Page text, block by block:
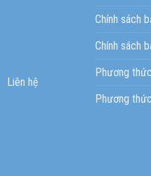
Liên hệ
Chính sách
Chính sách
Phương
Phương